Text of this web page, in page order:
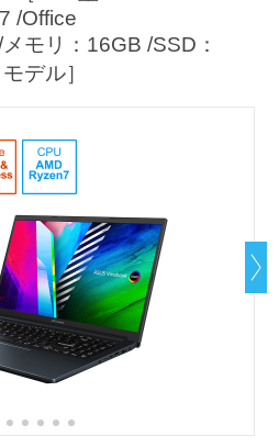
/Office
モリ：16GB /SSD：
デル］